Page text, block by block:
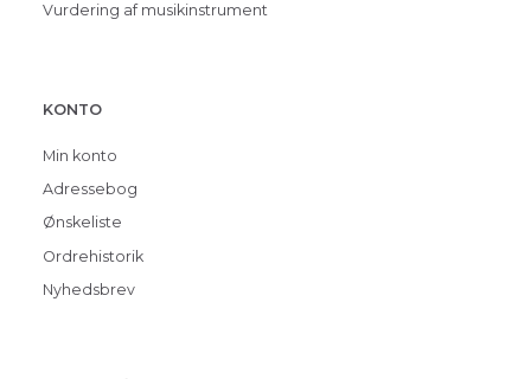
Vurdering af musikinstrument
KONTO
Min konto
Adressebog
Ønskeliste
Ordrehistorik
Nyhedsbrev